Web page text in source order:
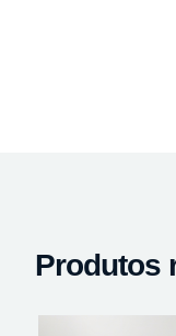
Produtos